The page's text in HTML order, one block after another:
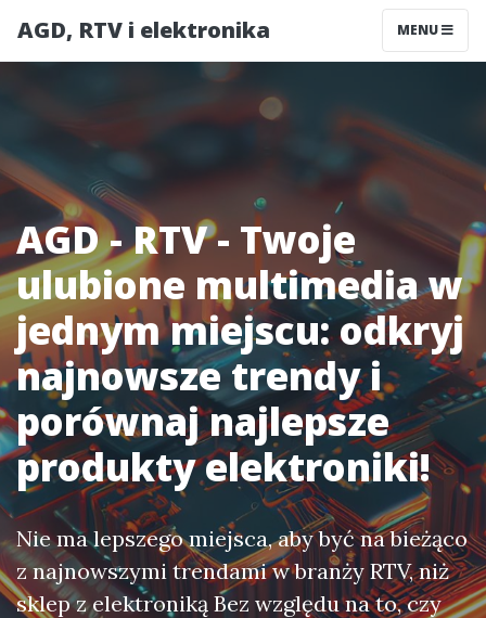
AGD, RTV i elektronika MENU
AGD - RTV - Twoje
ulubione multimedia w
jednym miejscu: odkryj
najnowsze trendy i
porównaj najlepsze
produkty elektroniki!
Nie ma lepszego miejsca, aby być na bieżąco
z najnowszymi trendami w branży RTV, niż
sklep z elektroniką Bez względu na to, czy